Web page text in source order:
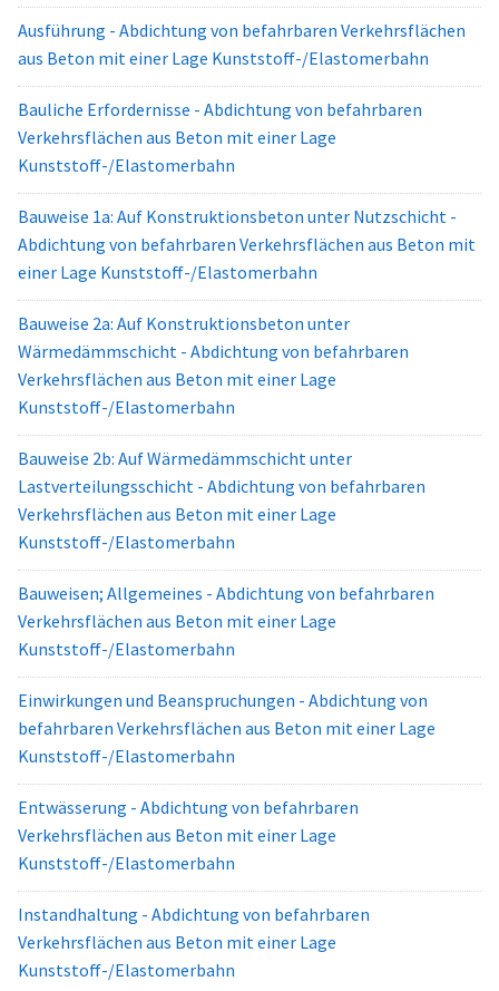
Ausführung - Abdichtung von befahrbaren Verkehrsflächen
aus Beton mit einer Lage Kunststoff-/Elastomerbahn
Bauliche Erfordernisse - Abdichtung von befahrbaren
Verkehrsflächen aus Beton mit einer Lage
Kunststoff-/Elastomerbahn
Bauweise 1a: Auf Konstruktionsbeton unter Nutzschicht -
Abdichtung von befahrbaren Verkehrsflächen aus Beton mit
einer Lage Kunststoff-/Elastomerbahn
Bauweise 2a: Auf Konstruktionsbeton unter
Wärmedämmschicht - Abdichtung von befahrbaren
Verkehrsflächen aus Beton mit einer Lage
Kunststoff-/Elastomerbahn
Bauweise 2b: Auf Wärmedämmschicht unter
Lastverteilungsschicht - Abdichtung von befahrbaren
Verkehrsflächen aus Beton mit einer Lage
Kunststoff-/Elastomerbahn
Bauweisen; Allgemeines - Abdichtung von befahrbaren
Verkehrsflächen aus Beton mit einer Lage
Kunststoff-/Elastomerbahn
Einwirkungen und Beanspruchungen - Abdichtung von
befahrbaren Verkehrsflächen aus Beton mit einer Lage
Kunststoff-/Elastomerbahn
Entwässerung - Abdichtung von befahrbaren
Verkehrsflächen aus Beton mit einer Lage
Kunststoff-/Elastomerbahn
Instandhaltung - Abdichtung von befahrbaren
Verkehrsflächen aus Beton mit einer Lage
Kunststoff-/Elastomerbahn